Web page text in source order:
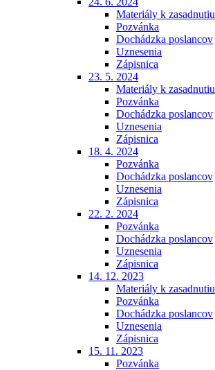
Materiály k zasadnutiu
Pozvánka
Dochádzka poslancov
Uznesenia
Zápisnica
23. 5. 2024
Materiály k zasadnutiu
Pozvánka
Dochádzka poslancov
Uznesenia
Zápisnica
18. 4. 2024
Pozvánka
Dochádzka poslancov
Uznesenia
Zápisnica
22. 2. 2024
Pozvánka
Dochádzka poslancov
Uznesenia
Zápisnica
14. 12. 2023
Materiály k zasadnutiu
Pozvánka
Dochádzka poslancov
Uznesenia
Zápisnica
15. 11. 2023
Pozvánka